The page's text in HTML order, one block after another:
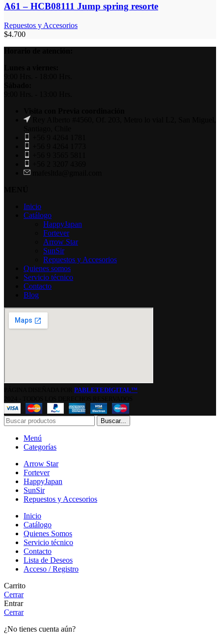
A61 – HCB08111 Jump spring resorte
Repuestos y Accesorios
$4.700
Inicio
Catálogo
HappyJapan
Fortever
Arrow Star
SunSir
Repuestos y Accesorios
Quienes somos
Servicio técnico
Contacto
Blog
PABLETEDIGITAL™
Buscar...
Menú
Categorías
Arrow Star
Fortever
HappyJapan
SunSir
Repuestos y Accesorios
Inicio
Catálogo
Quienes Somos
Servicio técnico
Contacto
Lista de Deseos
Acceso / Registro
Carrito
Cerrar
Entrar
Cerrar
¿No tienes cuenta aún?